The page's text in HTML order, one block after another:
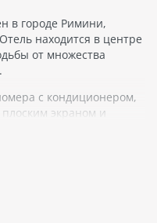
в городе Римини,
находится в центре
от множества
с кондиционером,
экраном и
в
всем необходимым для
терраса на крыше с